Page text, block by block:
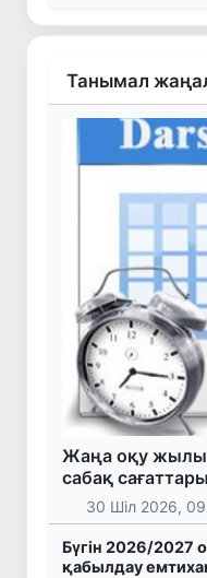
Танымал
Жаңа оқу
сабақ
30 Шіл 2026,
Бүгін 2026/2027
қабылдау